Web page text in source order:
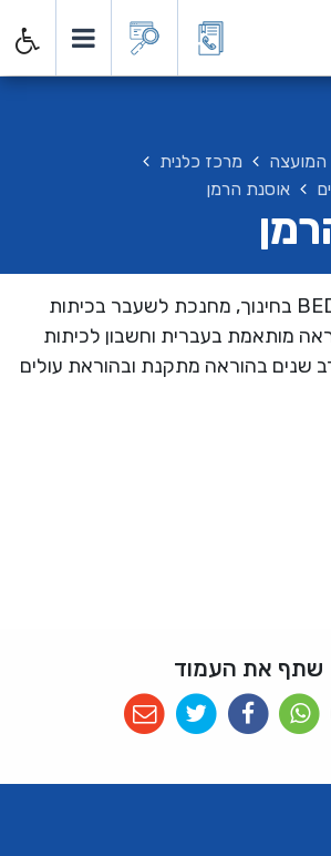
מרכז כלנית
אוסנת הרמן
בחינוך, מחנכת לשעבר בכיתות
מותאמת בעברית וחשבון לכיתות
רב שנים בהוראה מתקנת ובהוראת עולים
שתף את העמוד